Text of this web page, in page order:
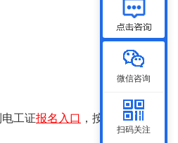
工证报名入口 ，按照系
微信咨询
扫码关注